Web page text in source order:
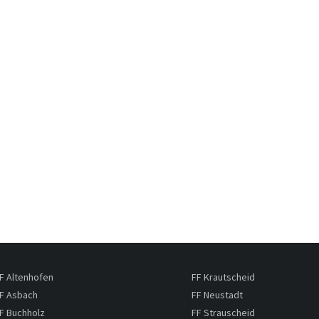
Altenhofen
Asbach
Buchholz
FF Krautscheid
FF Neustadt
FF Strauscheid